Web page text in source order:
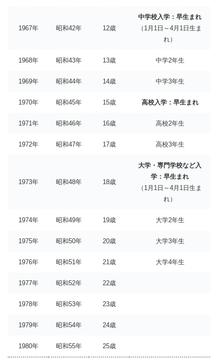
1967年 昭和42年 12歳
中学校入学：早生まれ
（1月1日～4月1日生ま
れ）
1968年 昭和43年 13歳 中学2年生
1969年 昭和44年 14歳 中学3年生
1970年 昭和45年 15歳 高校入学：早生まれ
1971年 昭和46年 16歳 高校2年生
1972年 昭和47年 17歳 高校3年生
1973年 昭和48年 18歳
大学・専門学校など入
学：早生まれ
（1月1日～4月1日生ま
れ）
1974年 昭和49年 19歳 大学2年生
1975年 昭和50年 20歳 大学3年生
1976年 昭和51年 21歳 大学4年生
1977年 昭和52年 22歳
1978年 昭和53年 23歳
1979年 昭和54年 24歳
1980年 昭和55年 25歳